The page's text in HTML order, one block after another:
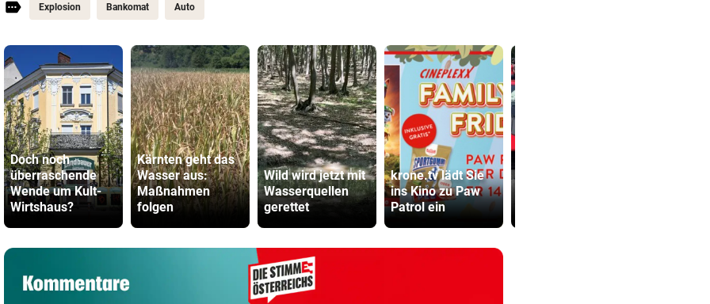
Explosion Bankomat Auto
Doch noch
überraschende
Wende um Kult-
Wirtshaus?
Kärnten geht das
Wasser aus:
Maßnahmen
folgen
Wild wird jetzt mit
Wasserquellen
gerettet
krone.tv lädt Sie
ins Kino zu Paw
Patrol ein